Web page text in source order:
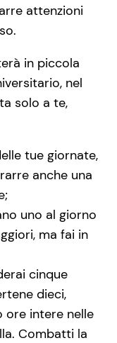
attenzioni
in piccola
nel
solo a te,
tue giornate,
anche una
uno al giorno
ma fai in
cinque
dieci,
ore intere nelle
Combatti la